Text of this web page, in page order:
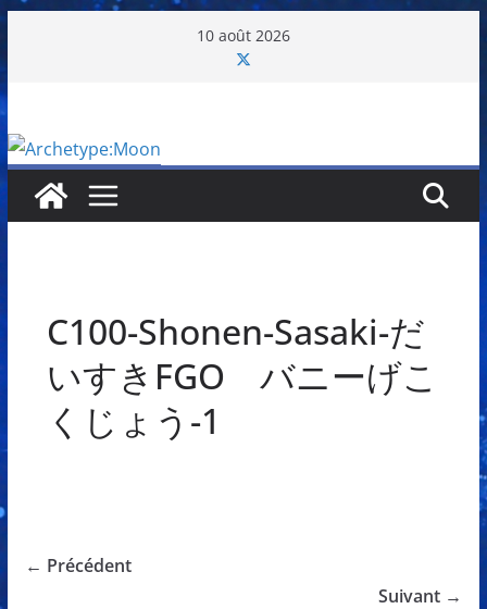
10 août 2026
C100-Shonen-Sasaki-だ
いすきFGO バニーげこ
くじょう-1
← Précédent
Suivant →